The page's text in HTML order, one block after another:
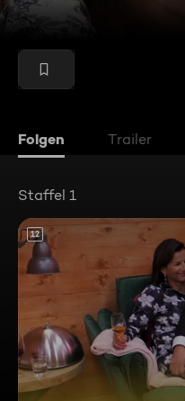
Folgen Trailer
Staffel 1
12